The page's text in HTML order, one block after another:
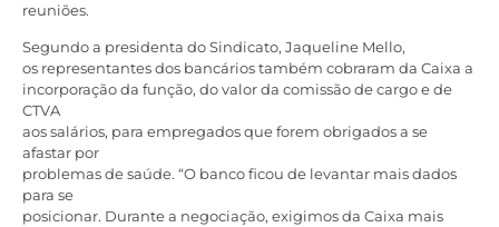
reuniões.
Segundo a presidenta do Sindicato, Jaqueline Mello,
os representantes dos bancários também cobraram da Caixa a
incorporação da função, do valor da comissão de cargo e de
CTVA
aos salários, para empregados que forem obrigados a se
afastar por
problemas de saúde. “O banco ficou de levantar mais dados
para se
posicionar. Durante a negociação, exigimos da Caixa mais